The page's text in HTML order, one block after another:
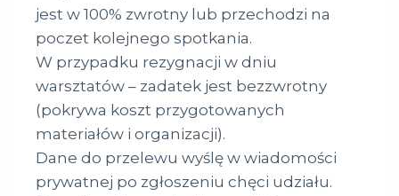
jest w 100% zwrotny lub przechodzi na
poczet kolejnego spotkania.
W przypadku rezygnacji w dniu
warsztatów – zadatek jest bezzwrotny
(pokrywa koszt przygotowanych
materiałów i organizacji).
Dane do przelewu wyślę w wiadomości
prywatnej po zgłoszeniu chęci udziału.